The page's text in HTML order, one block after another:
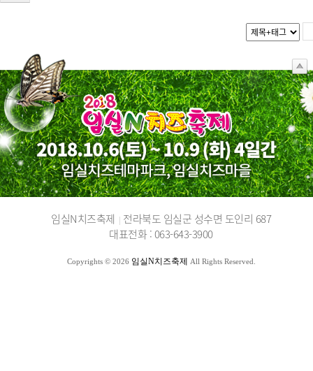
임실N치즈축제 | 전라북도 임실군 성수면 도인리 687
대표전화 : 063-643-3900
Copyrights © 2026 임실N치즈축제 All Rights Reserved.